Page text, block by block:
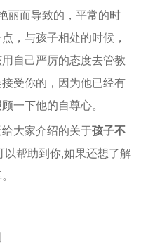
丽而导致的，平常的时
，与孩子相处的时候，
自己严厉的态度去管教
受你的，因为他已经有
一下他的自尊心。
给大家介绍的关于孩子不
以帮助到你,如果还想了解